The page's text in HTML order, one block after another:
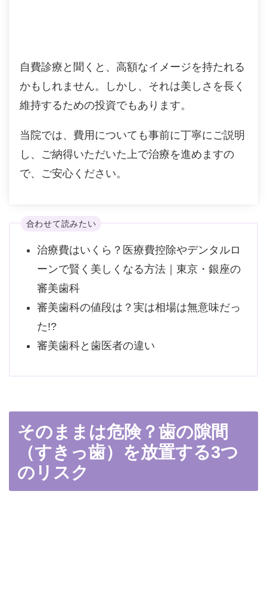
自費診療と聞くと、高額なイメージを持たれる
かもしれません。しかし、それは美しさを長く
維持するための投資でもあります。
当院では、費用についても事前に丁寧にご説明
し、ご納得いただいた上で治療を進めますの
で、ご安心ください。
合わせて読みたい
治療費はいくら？医療費控除やデンタルロ
ーンで賢く美しくなる方法｜東京・銀座の
審美歯科
審美歯科の値段は？実は相場は無意味だっ
た!?
審美歯科と歯医者の違い
そのままは危険？歯の隙間
（すきっ歯）を放置する3つ
のリスク